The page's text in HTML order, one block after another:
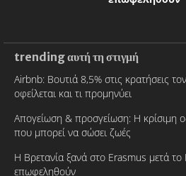
trending αυτή τη στιγμή
Airbnb: Βουτιά 8,5% στις κρατήσεις
οφείλεται και τι προμηνύει
Απογείωση & προσγείωση: Η κρίσιμη
που μπορεί να σώσει ζωές
Η Βρετανία ξανά στο Erasmus μετά
επωφεληθούν